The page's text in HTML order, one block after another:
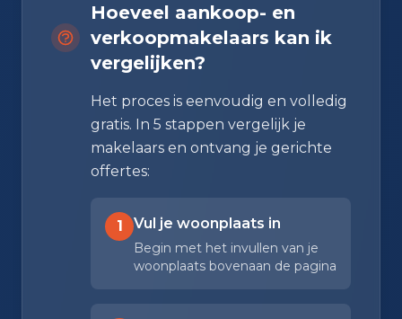
Hoeveel aankoop- en
verkoopmakelaars kan ik
vergelijken?
Het proces is eenvoudig en volledig
gratis. In 5 stappen vergelijk je
makelaars en ontvang je gerichte
offertes:
1 Vul je woonplaats in
Begin met het invullen van je
woonplaats bovenaan de pagina